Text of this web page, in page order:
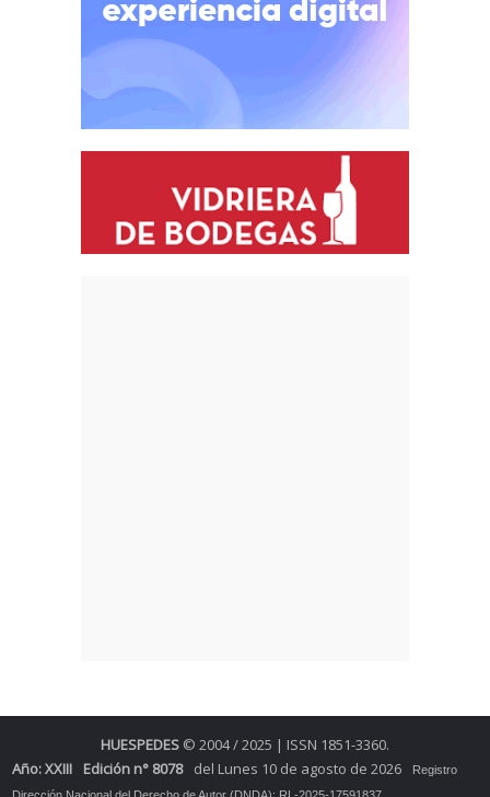
HUESPEDES © 2004 / 2025 | ISSN 1851-3360.
Año: XXIII
Edición n° 8078 del Lunes 10 de agosto de 2026
Registro